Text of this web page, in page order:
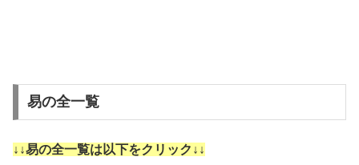
易の全一覧
↓↓易の全一覧は以下をクリック↓↓